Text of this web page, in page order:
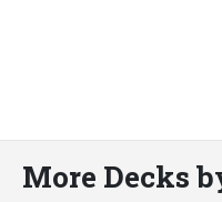
More Decks